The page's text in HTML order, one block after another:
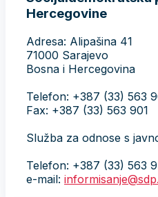
Hercegovine
Adresa: Alipašina 41
71000 Sarajevo
Bosna i Hercegovina
Telefon: +387 (33) 563
Fax: +387 (33) 563 901
Služba za odnose s
Telefon: +387 (33) 563
e-mail: